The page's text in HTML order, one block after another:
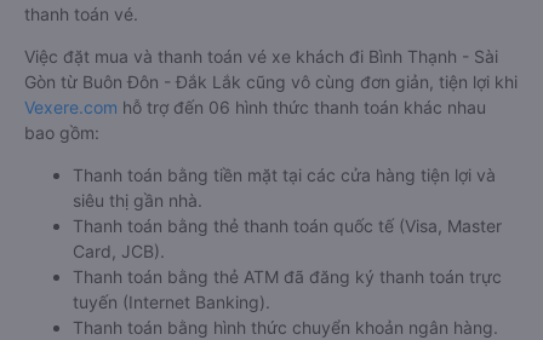
thanh toán vé.
Việc đặt mua và thanh toán vé xe khách đi Bình Thạnh - Sài
Gòn từ Buôn Đôn - Đắk Lắk cũng vô cùng đơn giản, tiện lợi khi
Vexere.com hỗ trợ đến 06 hình thức thanh toán khác nhau
bao gồm:
Thanh toán bằng tiền mặt tại các cửa hàng tiện lợi và
siêu thị gần nhà.
Thanh toán bằng thẻ thanh toán quốc tế (Visa, Master
Card, JCB).
Thanh toán bằng thẻ ATM đã đăng ký thanh toán trực
tuyến (Internet Banking).
Thanh toán bằng hình thức chuyển khoản ngân hàng.